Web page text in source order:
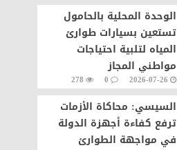
56
الوحدة المحلية بالحامول
تستعين بسيارات طوارئ
المياه لتلبية احتياجات
مواطني المجاز
2026-07-26
0
278
السيسي: محاكاة الأزمات
ترفع كفاءة أجهزة الدولة
في مواجهة الطوارئ